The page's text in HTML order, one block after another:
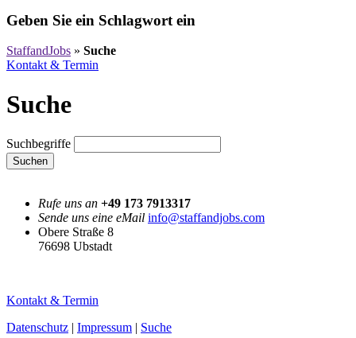
Geben Sie ein Schlagwort ein
StaffandJobs » Suche
Kontakt & Termin
Suche
Suchbegriffe
Suchen
Rufe uns an +49 173 7913317
Sende uns eine eMail info@staffandjobs.com
Obere Straße 8
76698 Ubstadt
Kontakt & Termin
Datenschutz | Impressum | Suche